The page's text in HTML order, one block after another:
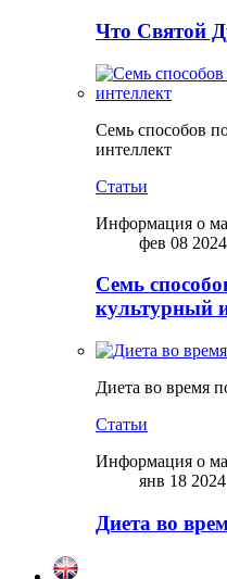
Что Святой
Семь способов
интеллект
Статьи
Информация о
фев 08 2024
Семь
культурный
Диета во время
Статьи
Информация о
янв 18 2024
Диета во